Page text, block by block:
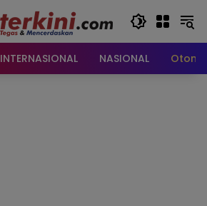
INTERNASIONAL NASIONAL